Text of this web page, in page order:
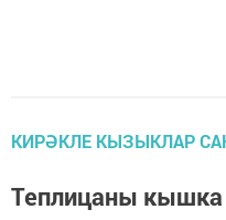
КИРӘКЛЕ КЫЗЫКЛАР
Теплицаны кышка